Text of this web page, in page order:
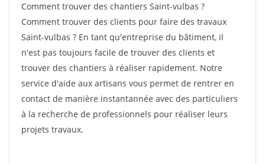
Comment trouver des chantiers Saint-vulbas ?
Comment trouver des clients pour faire des travaux
Saint-vulbas ? En tant qu'entreprise du bâtiment, il
n'est pas toujours facile de trouver des clients et
trouver des chantiers à réaliser rapidement. Notre
service d'aide aux artisans vous permet de rentrer en
contact de manière instantannée avec des particuliers
à la recherche de professionnels pour réaliser leurs
projets travaux.